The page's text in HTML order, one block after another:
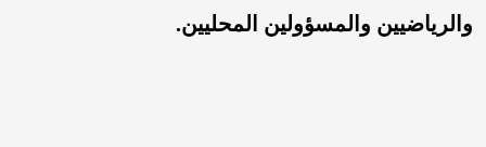
والرياضيين والمسؤولين المحليين.